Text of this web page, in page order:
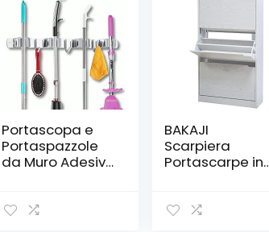
Portascopa e
Portaspazzole
da Muro Adesivo
TUOHBOVA
BAKAJI
Scarpiera
Portascarpe in
Scarpe a Ribalta